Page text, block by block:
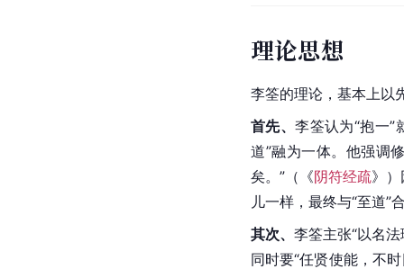
理论思想
李筌的理论，基本上以
首先、李筌认为“抱一”
道”融为一体。他强调
矣。”（《阴符经疏》
儿一样，最终与“至道”
其次、 李筌主张“以名
同时要“任贤使能，不